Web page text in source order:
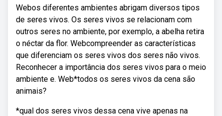
Webos diferentes ambientes abrigam diversos tipos
de seres vivos. Os seres vivos se relacionam com
outros seres no ambiente, por exemplo, a abelha retira
o néctar da flor. Webcompreender as características
que diferenciam os seres vivos dos seres não vivos.
Reconhecer a importância dos seres vivos para o meio
ambiente e. Web*todos os seres vivos da cena são
animais?
*qual dos seres vivos dessa cena vive apenas na